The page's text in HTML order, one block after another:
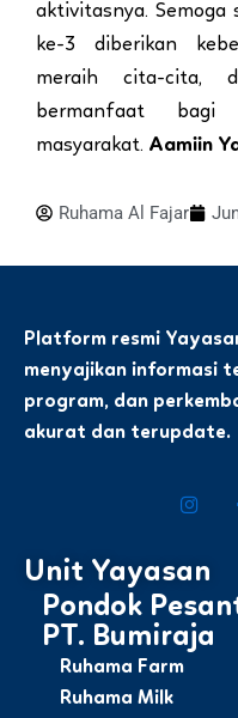
aktivitasnya. Semoga
ke-3 diberikan
meraih cita-cita,
bermanfaat bagi
masyarakat. Aamiin
Ruhama Al Fajar
Platform resmi
menyajikan informasi
program, dan
akurat dan terupdate.
Unit Yayasan
Pondok
PT. Bumiraja
Ruhama Farm
Ruhama Milk